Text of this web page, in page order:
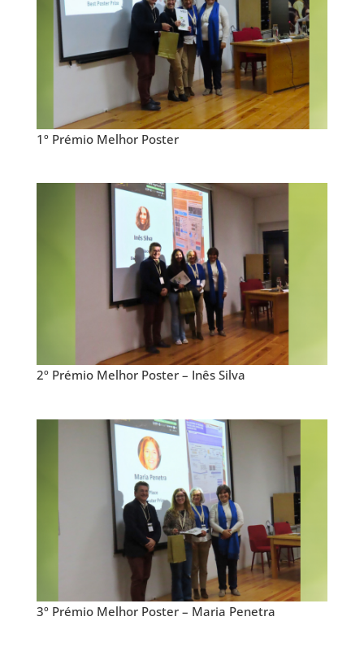
1º Prémio Melhor Poster
2º Prémio Melhor Poster – Inês Silva
3º Prémio Melhor Poster – Maria Penetra